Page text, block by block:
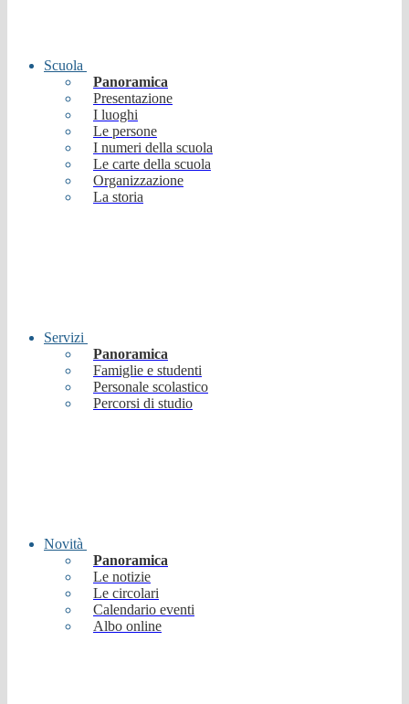
Scuola
Panoramica
Presentazione
I luoghi
Le persone
I numeri della scuola
Le carte della scuola
Organizzazione
La storia
Servizi
Panoramica
Famiglie e studenti
Personale scolastico
Percorsi di studio
Novità
Panoramica
Le notizie
Le circolari
Calendario eventi
Albo online